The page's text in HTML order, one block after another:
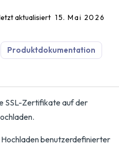
aktualisiert 15. Mai 2026
Produktdokumentation
SSL-Zertifikate auf der
benutzerdefinierter